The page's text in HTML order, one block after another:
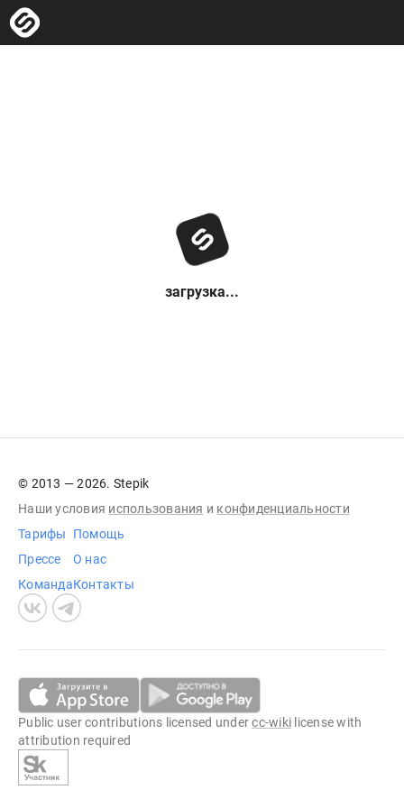
загрузка...
© 2013 — 2026. Stepik
Наши условия использования и конфиденциальности
Тарифы
Прессе
Команда
Помощь
О нас
Контакты
Public user contributions licensed undercc-wiki license with
attribution required